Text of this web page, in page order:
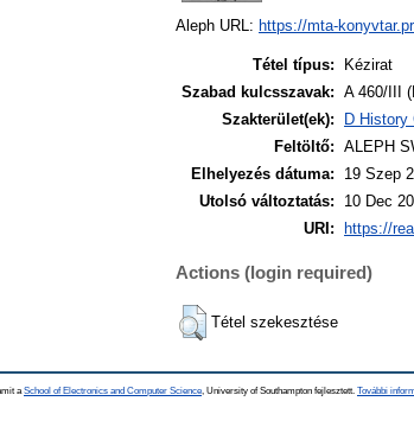
Aleph URL: https://mta-
Tétel típus:
Kézirat
Szabad kulcsszavak: A 460/III
Szakterület(ek):
D History
Feltöltő: ALEPH
Elhelyezés dátuma:
19 Szep
Utolsó változtatás:
10 Dec
URI:
https://
Actions (login required)
Tétel szekesztése
a School of Electronics and Computer Science , University of Southampton fejlesztett. További